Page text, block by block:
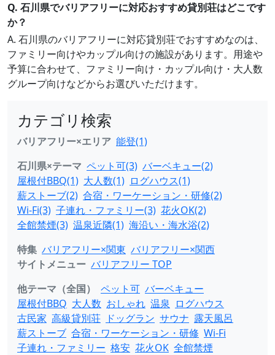
Q. 石川県でバリアフリーに対応おすすめ貸別荘はどこです
か？
A. 石川県のバリアフリーに対応貸別荘でおすすめなのは、
ファミリー向けやカップル向けの施設があります。用途や
予算に合わせて、ファミリー向け・カップル向け・大人数
グループ向けなどからお選びいただけます。
カテゴリ検索
バリアフリー×エリア 能登(1)
石川県×テーマ ペット可(3) バーベキュー(2)
屋根付BBQ(1) 大人数(1) ログハウス(1)
薪ストーブ(2) 合宿・ワーケーション・研修(2)
Wi-Fi(3) 子連れ・ファミリー(3) 花火OK(2)
全館禁煙(3) 温泉近隣(1) 海沿い・海水浴(2)
特集 バリアフリー×関東 バリアフリー×関西
サイトメニュー バリアフリー TOP
他テーマ（全国）
ペット可 バーベキュー
屋根付BBQ 大人数 おしゃれ 温泉 ログハウス
古民家 高級貸別荘 ドッグラン サウナ 露天風呂
薪ストーブ 合宿・ワーケーション・研修 Wi-Fi
子連れ・ファミリー 格安 花火OK 全館禁煙